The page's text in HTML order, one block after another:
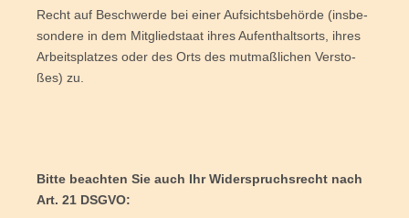
Recht auf Beschwer­de bei einer Auf­sichts­be­hör­de (ins­be­
son­de­re in dem Mit­glied­staat ihres Auf­ent­halts­orts, ihres
Arbeits­plat­zes oder des Orts des mut­maß­li­chen Ver­sto­
ßes) zu.
Bit­te beach­ten Sie auch Ihr Wider­spruchs­recht nach
Art. 21 DSGVO: